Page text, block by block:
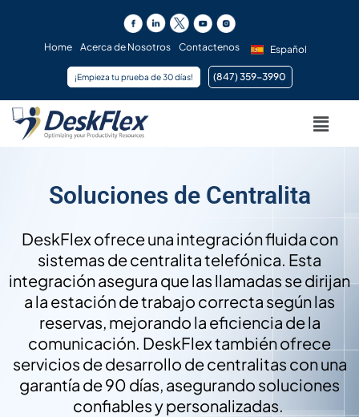
Home Acerca de Nosotros Contactenos Español
¡Empieza tu prueba de 30 días! (847) 359-3990 ​
Menu
Soluciones de Centralita
DeskFlex ofrece una integración fluida con
sistemas de centralita telefónica. Esta
integración asegura que las llamadas se dirijan
a la estación de trabajo correcta según las
reservas, mejorando la eficiencia de la
comunicación. DeskFlex también ofrece
servicios de desarrollo de centralitas con una
garantía de 90 días, asegurando soluciones
confiables y personalizadas.